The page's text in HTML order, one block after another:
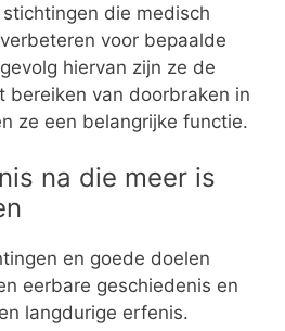
die medisch
voor bepaalde
hiervan zijn ze de
bereiken van doorbraken in
ze een belangrijke functie.
na die meer is
en goede doelen
eerbare geschiedenis en
langdurige erfenis.